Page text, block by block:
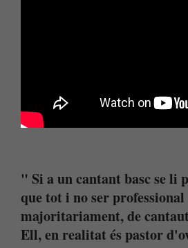
" Si a un cantant basc se
que tot i no ser
majoritariament, de
Ell, en realitat és pastor